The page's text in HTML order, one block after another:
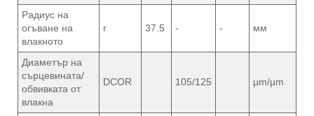
Радиус на
огъване на
влакното
r 37.5 - - мм
Диаметър на
сърцевината/
обвивката от
влакна
DCOR 105/125 µm/µm